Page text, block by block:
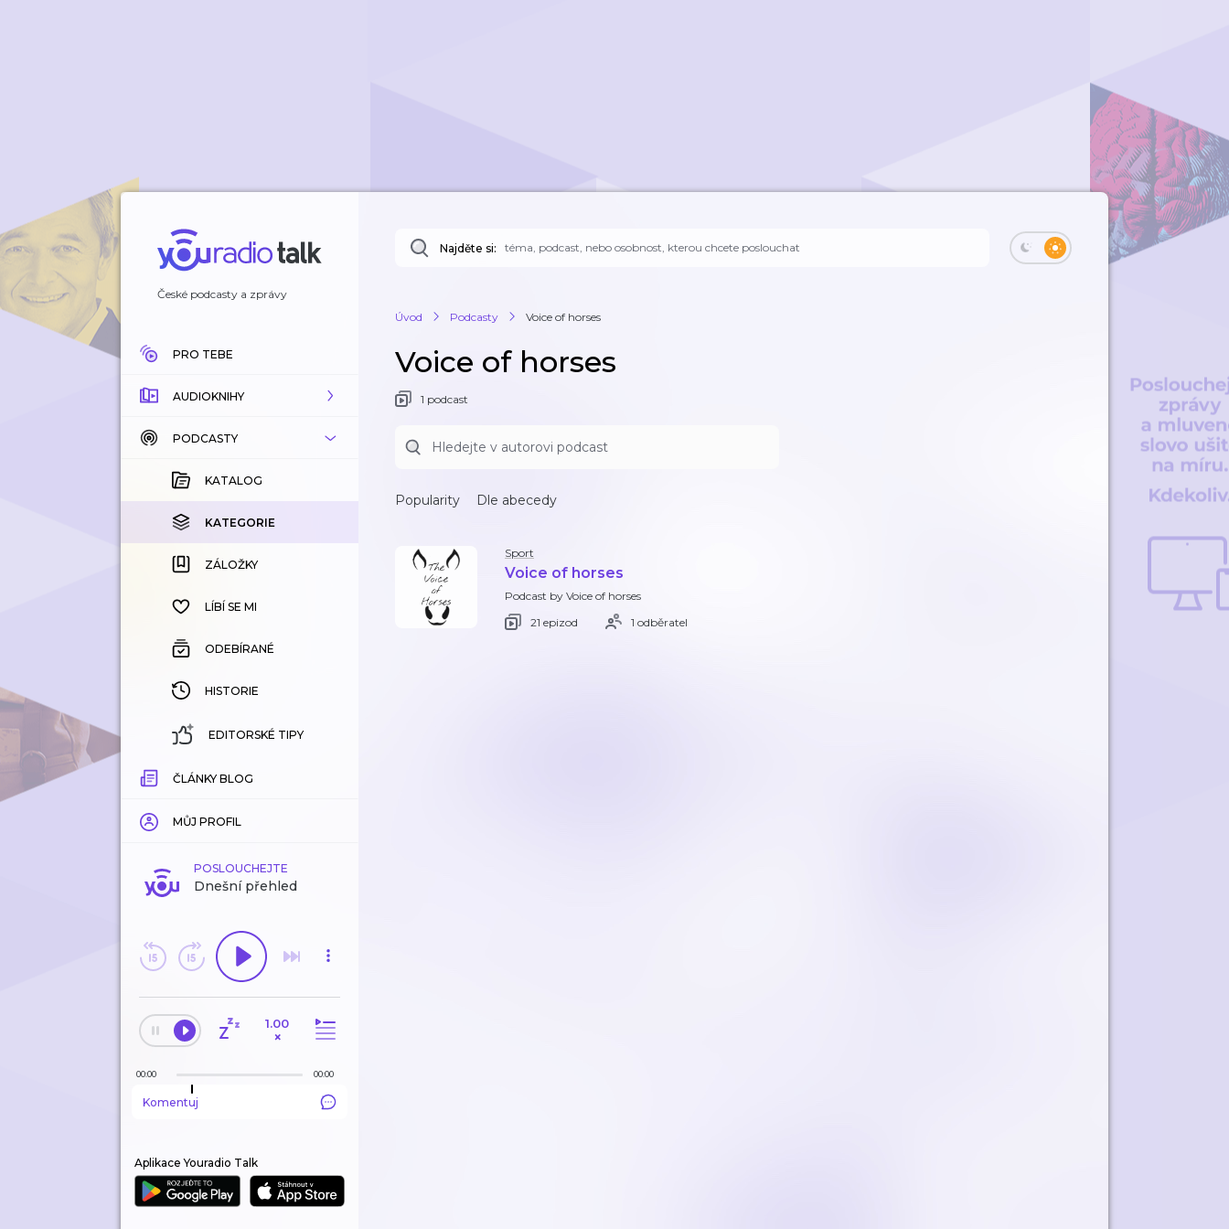
České podcasty a zprávy
PRO TEBE
AUDIOKNIHY
KATALOG
KOUPENÉ
KATEGORIE
ZÁLOŽKY
HISTORIE
PODCASTY
KATALOG
KATEGORIE
ZÁLOŽKY
LÍBÍ SE MI
ODEBÍRANÉ
HISTORIE
EDITORSKÉ TIPY
ČLÁNKY BLOG
MŮJ PROFIL
POSLOUCHEJTE
Dnešní přehled
1.00
×
00:00 00:00
Komentuj
Aplikace Youradio Talk
Najděte si:
Úvod Podcasty Voice of horses
Voice of horses
1 podcast
Popularity Dle abecedy
Sport
Voice of horses
Podcast by Voice of horses
21 epizod
1 odběratel